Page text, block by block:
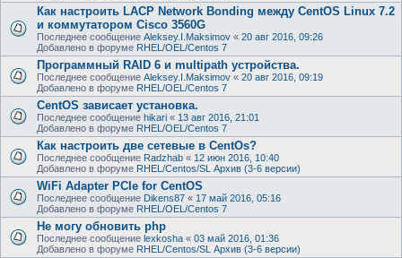
Как настроить LACP Network Bonding между CentOS Linux 7.2
и коммутатором Cisco 3560G
Последнее сообщение Aleksey.I.Maksimov « 20 авг 2016, 09:26
Добавлено в форуме RHEL/OEL/Centos 7
Программный RAID 6 и multipath устройства.
Последнее сообщение Aleksey.I.Maksimov « 20 авг 2016, 09:19
Добавлено в форуме RHEL/OEL/Centos 7
CentOS зависает установка.
Последнее сообщение hikari « 13 авг 2016, 21:01
Добавлено в форуме RHEL/OEL/Centos 7
Как настроить две сетевые в CentOs?
Последнее сообщение Radzhab « 12 июн 2016, 10:40
Добавлено в форуме RHEL/Centos/SL Архив (3-6 версии)
WiFi Adapter PCIe for CentOS
Последнее сообщение Dikens87 « 17 май 2016, 05:16
Добавлено в форуме RHEL/OEL/Centos 7
Не могу обновить php
Последнее сообщение lexkosha « 03 май 2016, 01:36
Добавлено в форуме RHEL/Centos/SL Архив (3-6 версии)